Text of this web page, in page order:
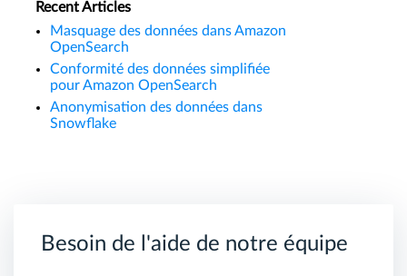
Recent Articles
Masquage des données dans Amazon
OpenSearch
Conformité des données simplifiée
pour Amazon OpenSearch
Anonymisation des données dans
Snowflake
Besoin de l'aide de notre équipe